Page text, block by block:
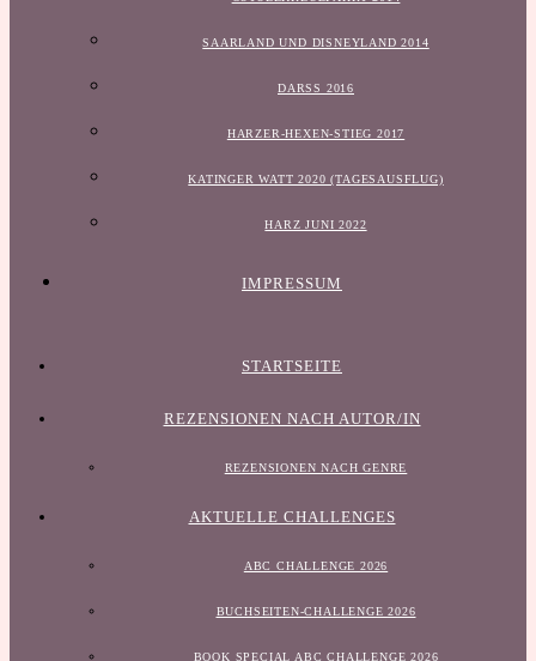
SAARLAND UND DISNEYLAND 2014
DARSS 2016
HARZER-HEXEN-STIEG 2017
KATINGER WATT 2020 (TAGESAUSFLUG)
HARZ JUNI 2022
IMPRESSUM
STARTSEITE
REZENSIONEN NACH AUTOR/IN
REZENSIONEN NACH GENRE
AKTUELLE CHALLENGES
ABC CHALLENGE 2026
BUCHSEITEN-CHALLENGE 2026
BOOK SPECIAL ABC CHALLENGE 2026